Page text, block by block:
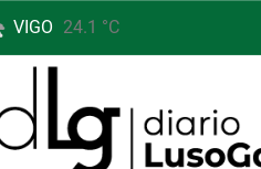
VIGO 24.1 °C